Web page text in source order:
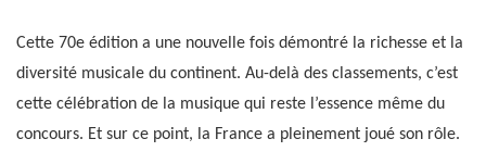
Cette 70e édition a une nouvelle fois démontré la richesse et la
diversité musicale du continent. Au-delà des classements, c’est
cette célébration de la musique qui reste l’essence même du
concours. Et sur ce point, la France a pleinement joué son rôle.